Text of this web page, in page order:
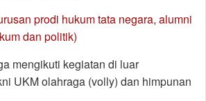
prodi hukum tata negara, alumni
dan politik)
mengikuti kegiatan di luar
UKM olahraga (volly) dan himpunan